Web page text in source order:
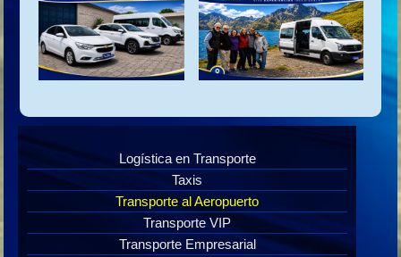
Logística en Transporte
Taxis
Transporte al Aeropuerto
Transporte VIP
Transporte Empresarial